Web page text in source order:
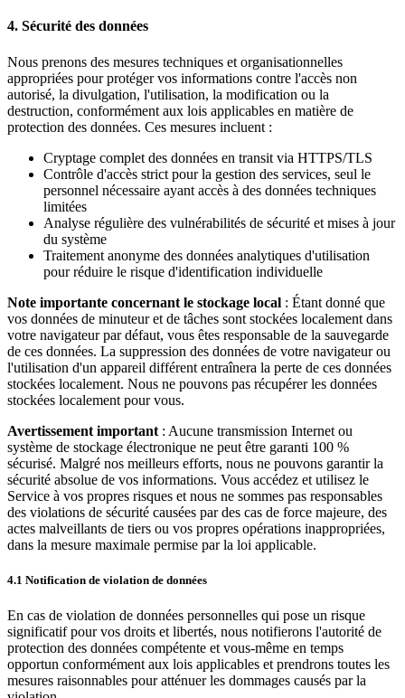
4. Sécurité des données
Nous prenons des mesures techniques et organisationnelles
appropriées pour protéger vos informations contre l'accès non
autorisé, la divulgation, l'utilisation, la modification ou la
destruction, conformément aux lois applicables en matière de
protection des données. Ces mesures incluent :
Cryptage complet des données en transit via HTTPS/TLS
Contrôle d'accès strict pour la gestion des services, seul le
personnel nécessaire ayant accès à des données techniques
limitées
Analyse régulière des vulnérabilités de sécurité et mises à jour
du système
Traitement anonyme des données analytiques d'utilisation
pour réduire le risque d'identification individuelle
Note importante concernant le stockage local : Étant donné que
vos données de minuteur et de tâches sont stockées localement dans
votre navigateur par défaut, vous êtes responsable de la sauvegarde
de ces données. La suppression des données de votre navigateur ou
l'utilisation d'un appareil différent entraînera la perte de ces données
stockées localement. Nous ne pouvons pas récupérer les données
stockées localement pour vous.
Avertissement important : Aucune transmission Internet ou
système de stockage électronique ne peut être garanti 100 %
sécurisé. Malgré nos meilleurs efforts, nous ne pouvons garantir la
sécurité absolue de vos informations. Vous accédez et utilisez le
Service à vos propres risques et nous ne sommes pas responsables
des violations de sécurité causées par des cas de force majeure, des
actes malveillants de tiers ou vos propres opérations inappropriées,
dans la mesure maximale permise par la loi applicable.
4.1 Notification de violation de données
En cas de violation de données personnelles qui pose un risque
significatif pour vos droits et libertés, nous notifierons l'autorité de
protection des données compétente et vous-même en temps
opportun conformément aux lois applicables et prendrons toutes les
mesures raisonnables pour atténuer les dommages causés par la